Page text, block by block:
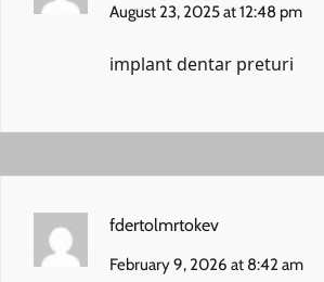
August 23, 2025 at 12:48 pm
implant dentar preturi
fdertolmrtokev
February 9, 2026 at 8:42 am